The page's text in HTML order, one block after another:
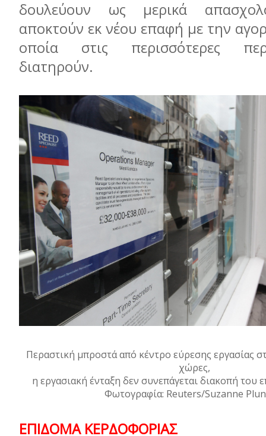
δουλεύουν ως μερικά
αποκτούν εκ νέου επαφή με την
οποία στις περισσότερες
διατηρούν.
Περαστική μπροστά από κέντρο εύρεσης εργασίας
χώρες,
η εργασιακή ένταξη δεν συνεπάγεται διακοπή του
Φωτογραφία: Reuters/Suzanne
ΕΠΙΔΟΜΑ ΚΕΡΔΟΦΟΡΙΑΣ